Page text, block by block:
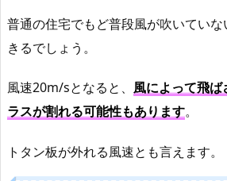
普通の住宅でもど普段風が吹いてい
きるでしょう。
風速20m/sとなると、 風によって飛
ラスが割れる可能性もあります。
トタン板が外れる風速とも言えます。